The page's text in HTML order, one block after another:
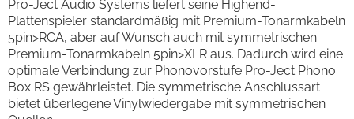
Pro-Ject Audio Systems liefert seine Highend-
Plattenspieler standardmäßig mit Premium-Tonarmkabeln
5pin>RCA, aber auf Wunsch auch mit symmetrischen
Premium-Tonarmkabeln 5pin>XLR aus. Dadurch wird eine
optimale Verbindung zur Phonovorstufe Pro-Ject Phono
Box RS gewährleistet. Die symmetrische Anschlussart
bietet überlegene Vinylwiedergabe mit symmetrischen